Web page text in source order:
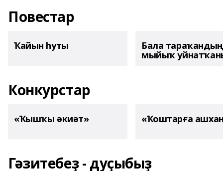
Повестар
Ҡайын һуты Бала тараҡандың
мыйыҡ
Конкурстар
«Ҡышҡы әкиәт» «Ҡоштарға
Гәзитебеҙ - дуҫыбыҙ